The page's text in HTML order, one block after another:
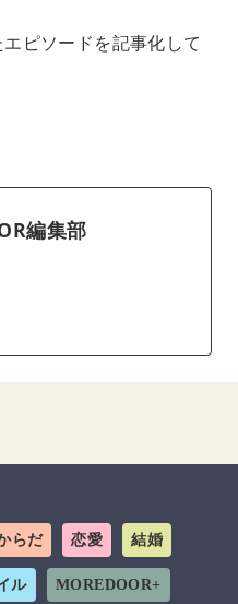
ピソードを記事化して
編集部
らだ 恋愛 結婚
ル MOREDOOR+